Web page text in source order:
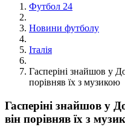
Футбол 24
Новини футболу
Італія
Гасперіні знайшов у
порівняв їх з музикою
Гасперіні знайшов у
він порівняв їх з